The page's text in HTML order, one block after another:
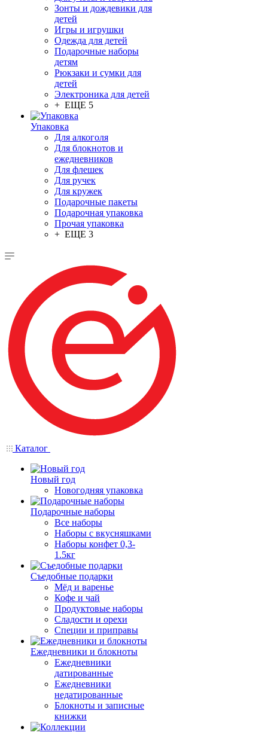
Зонты и дождевики для
детей
Игры и игрушки
Одежда для детей
Подарочные наборы
детям
Рюкзаки и сумки для
детей
Электроника для детей
+ ЕЩЕ 5
Упаковка
Для алкоголя
Для блокнотов и
ежедневников
Для флешек
Для ручек
Для кружек
Подарочные пакеты
Подарочная упаковка
Прочая упаковка
+ ЕЩЕ 3
Каталог
Новый год
Новогодняя упаковка
Подарочные наборы
Все наборы
Наборы с вкусняшками
Наборы конфет 0,3-
1.5кг
Съедобные подарки
Мёд и варенье
Кофе и чай
Продуктовые наборы
Сладости и орехи
Специи и приправы
Ежедневники и блокноты
Ежедневники
датированные
Ежедневники
недатированные
Блокноты и записные
книжки